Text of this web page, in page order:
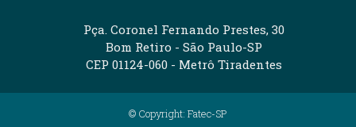
Pça. Coronel Fernando Prestes, 30
Bom Retiro - São Paulo-SP
CEP 01124-060 - Metrô Tiradentes
© Copyright: Fatec-SP